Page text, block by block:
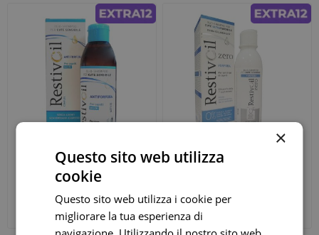
Restivoil Shampoo
Antiforfora Capelli Secchi
250ml
ora € 11,92
Prezzo consigliato: € 14,90
ora
Prezzo consigliato:
×
Questo sito web utilizza
cookie
Questo sito web utilizza i cookie per
migliorare la tua esperienza di